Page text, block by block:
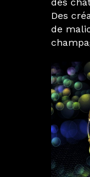
des
Des
de